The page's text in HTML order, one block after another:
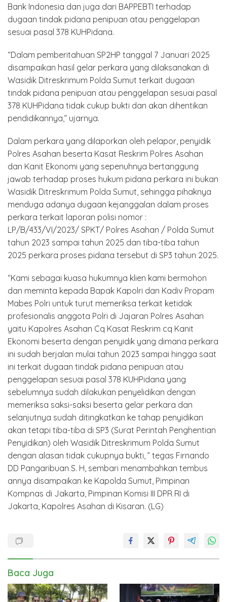
Bank Indonesia dan juga dari BAPPEBTI terhadap
dugaan tindak pidana penipuan atau penggelapan
sesuai pasal 378 KUHPidana.
“Dalam pemberitahuan SP2HP tanggal 7 Januari 2025
disampaikan hasil gelar perkara yang dilaksanakan di
Wasidik Ditreskrimum Polda Sumut terkait dugaan
tindak pidana penipuan atau penggelapan sesuai pasal
378 KUHPidana tidak cukup bukti dan akan dihentikan
pendidikannya,” ujarnya.
Dalam perkara yang dilaporkan oleh pelapor, penyidik
Polres Asahan beserta Kasat Reskrim Polres Asahan
dan Kanit Ekonomi yang sepenuhnya bertanggung
jawab terhadap proses hukum pidana perkara ini bukan
Wasidik Ditreskrimum Polda Sumut, sehingga pihaknya
menduga adanya dugaan kejanggalan dalam proses
perkara terkait laporan polisi nomor :
LP/B/433/VI/2023/ SPKT/ Polres Asahan / Polda Sumut
tahun 2023 sampai tahun 2025 dan tiba-tiba tahun
2025 perkara proses pidana tersebut di SP3 tahun 2025.
“Kami sebagai kuasa hukumnya klien kami bermohon
dan meminta kepada Bapak Kapolri dan Kadiv Propam
Mabes Polri untuk turut memeriksa terkait ketidak
profesionalis anggota Polri di Jajaran Polres Asahan
yaitu Kapolres Asahan Cq Kasat Reskrim cq Kanit
Ekonomi beserta dengan penyidik yang dimana perkara
ini sudah berjalan mulai tahun 2023 sampai hingga saat
ini terkait dugaan tindak pidana penipuan atau
penggelapan sesuai pasal 378 KUHPidana yang
sebelumnya sudah dilakukan penyelidikan dengan
memeriksa saksi-saksi beserta gelar perkara dan
selanjutnya sudah ditingkatkan ke tahap penyidikan
akan tetapi tiba-tiba di SP3 (Surat Perintah Penghentian
Penyidikan) oleh Wasidik Ditreskrimum Polda Sumut
dengan alasan tidak cukupnya bukti, ” tegas Firnando
DD Pangaribuan S. H, sembari menambahkan tembus
annya disampaikan ke Kapolda Sumut, Pimpinan
Kompnas di Jakarta, Pimpinan Komisi III DPR RI di
Jakarta, Kapolres Asahan di Kisaran. (LG)
Baca Juga